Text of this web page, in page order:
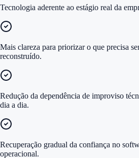
Tecnologia aderente ao estágio real da
Mais clareza para priorizar o que precisa
reconstruído.
Redução da dependência de improviso
dia a dia.
Recuperação gradual da confiança no
operacional.